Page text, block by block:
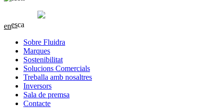
0.06 (+0.3%)
enesca
Sobre Fluidra
Marques
Sostenibilitat
Solucions Comercials
Treballa amb nosaltres
Inversors
Sala de premsa
Contacte